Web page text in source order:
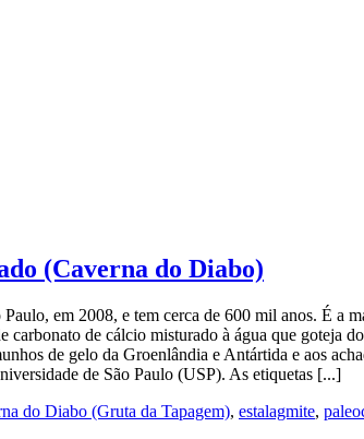
(Caverna do Diabo)
em 2008, e tem cerca de 600 mil anos. É a
de cálcio misturado à água que goteja
de gelo da Groenlândia e Antártida e aos
de São Paulo (USP). As etiquetas [...]
do Diabo (Gruta da Tapagem), estalagmite,